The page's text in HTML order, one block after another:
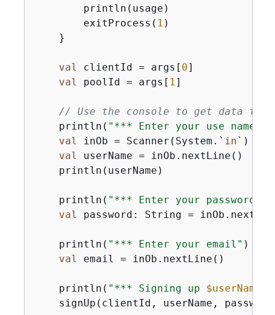
        println(usage)
        exitProcess(
1 )
    }
val clientId = args[ 0]
val poolId = args[ 1]
// Use the console to get data
    println(
"*** Enter your use name"
val inOb = Scanner(System.` in`)
val userName = inOb.nextLine()
    println(userName)
    println(
"*** Enter your password"
val password: String =
    println(
"*** Enter your email" )
val email = inOb.nextLine()
    println(
"*** Signing up $userName
signUp(clientId, userName,